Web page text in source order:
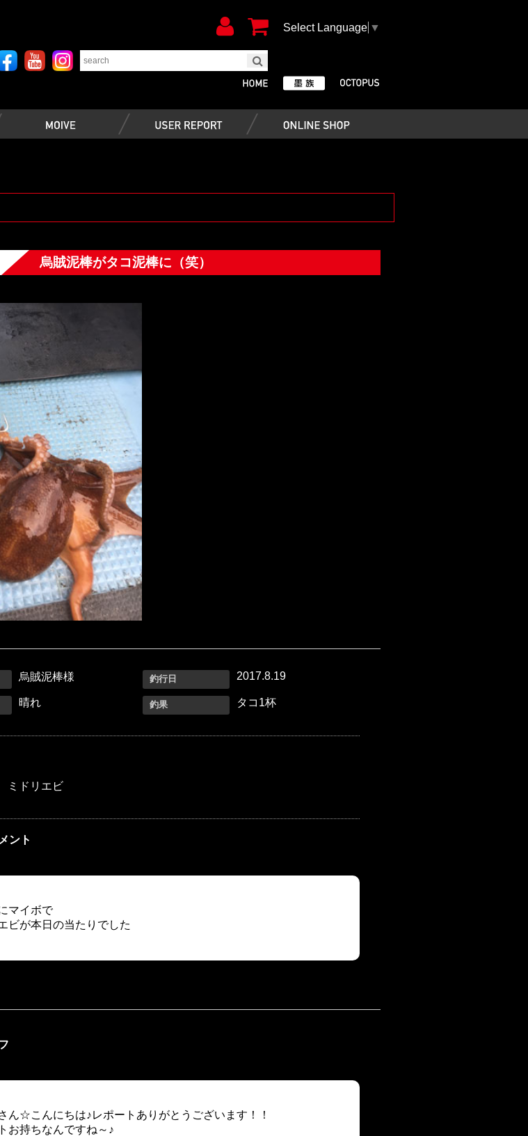
Select Language ▼
烏賊泥棒がタコ泥棒に（笑）
烏賊泥棒様 釣行日 2017.8.19
晴れ 釣果 タコ1杯
ドリエビ
ント
マイボで
ビが本日の当たりでした
ん☆こんにちは♪レポートありがとうございます！！
お持ちなんですね～♪